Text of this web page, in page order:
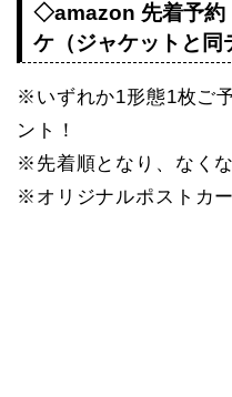
◇amazon 先着予約
ケ（ジャケットと同
※いずれか1形態1枚ご
ント！
※先着順となり、なく
※オリジナルポストカ